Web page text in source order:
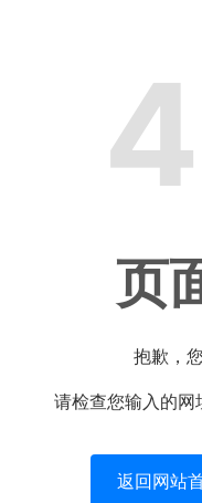
页
抱歉，
请检查您输入的
返回网站